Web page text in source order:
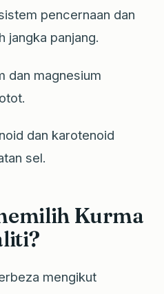
pencernaan dan
jangka panjang.
dan magnesium
dan karotenoid
sel.
Kurma
mengikut